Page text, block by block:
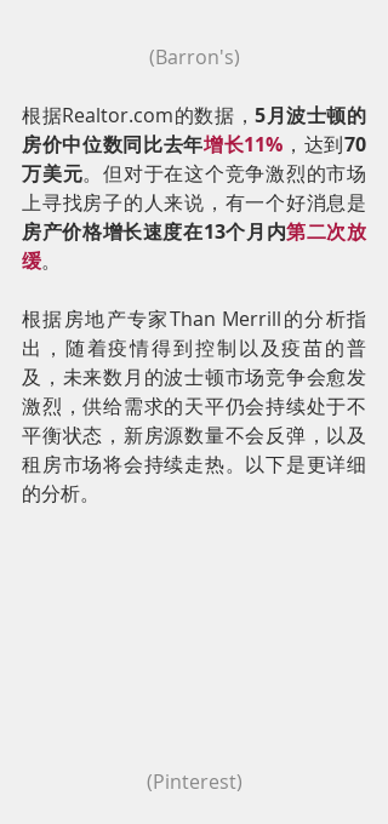
(Barron's)
根据Realtor.com的数据，5月波士顿的
房价中位数同比去年增长11% ，达到70
万美元。但对于在这个竞争激烈的市场
上寻找房子的人来说，有一个好消息是
房产价格增长速度在13个月内第二次放
缓。
根据房地产专家Than Merrill的分析指
出，随着疫情得到控制以及疫苗的普
及，未来数月的波士顿市场竞争会愈发
激烈，供给需求的天平仍会持续处于不
平衡状态，新房源数量不会反弹，以及
租房市场将会持续走热。以下是更详细
的分析。
(Pinterest)